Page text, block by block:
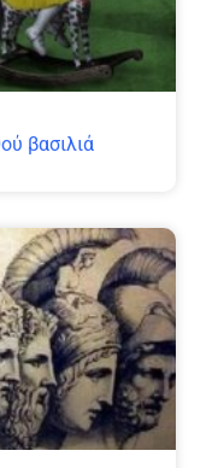
βασιλιά